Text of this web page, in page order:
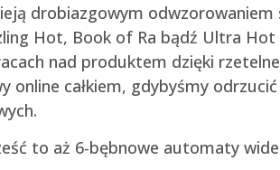
drobiazgowym
Hot, Book of Ra bądź Ultra
nad produktem dzięki
całkiem, gdybyśmy
to aż 6-bębnowe automaty